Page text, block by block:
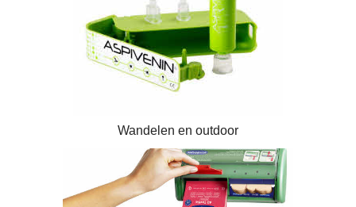
Wandelen en outdoor